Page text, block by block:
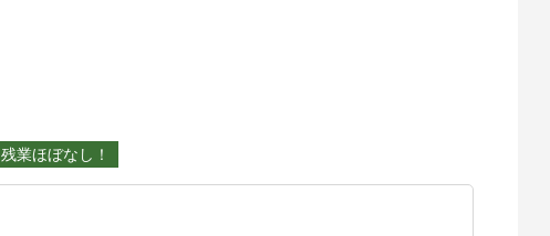
残業ほぼなし！